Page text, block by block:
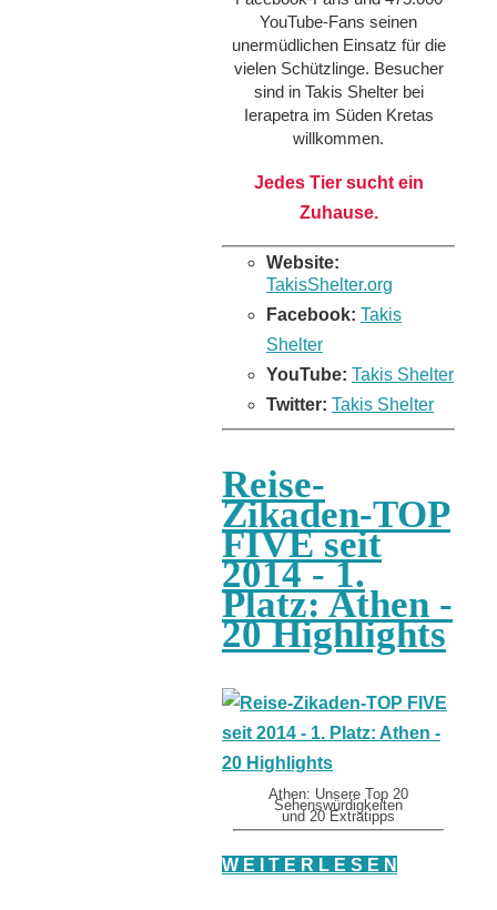
YouTube-Fans seinen
unermüdlichen Einsatz für die
vielen Schützlinge. Besucher
sind in Takis Shelter bei
Ierapetra im Süden Kretas
willkommen.
Jedes Tier sucht ein
Zuhause.
Website:
TakisShelter.org
Facebook: Takis
Shelter
YouTube: Takis Shelter
Twitter: Takis Shelter
Reise-
Zikaden-TOP
FIVE seit
2014 - 1.
Platz: Athen -
20 Highlights
Athen: Unsere Top 20
Sehenswürdigkeiten
und 20 Extratipps
W E I T E R L E S E N